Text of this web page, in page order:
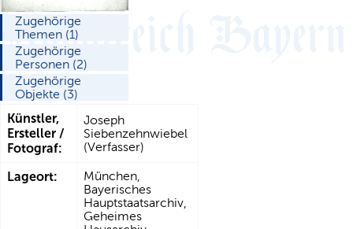
Zugehörige
Themen (1)
Zugehörige
Personen (2)
Zugehörige
Objekte (3)
Künstler,
Ersteller /
Fotograf:
Joseph
Siebenzehnwiebel
(Verfasser)
Lageort:
München,
Bayerisches
Hauptstaatsarchiv,
Geheimes